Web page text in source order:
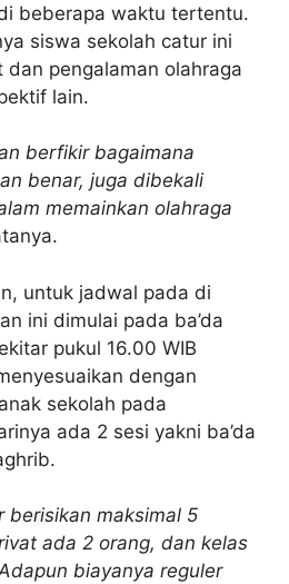
beberapa waktu tertentu.
siswa sekolah catur ini
dan pengalaman olahraga
lain.
berfikir bagaimana
benar, juga dibekali
memainkan olahraga
untuk jadwal pada di
ini dimulai pada ba’da
pukul 16.00 WIB
dengan
sekolah pada
ada 2 sesi yakni ba’da
berisikan maksimal 5
ada 2 orang, dan kelas
biayanya reguler